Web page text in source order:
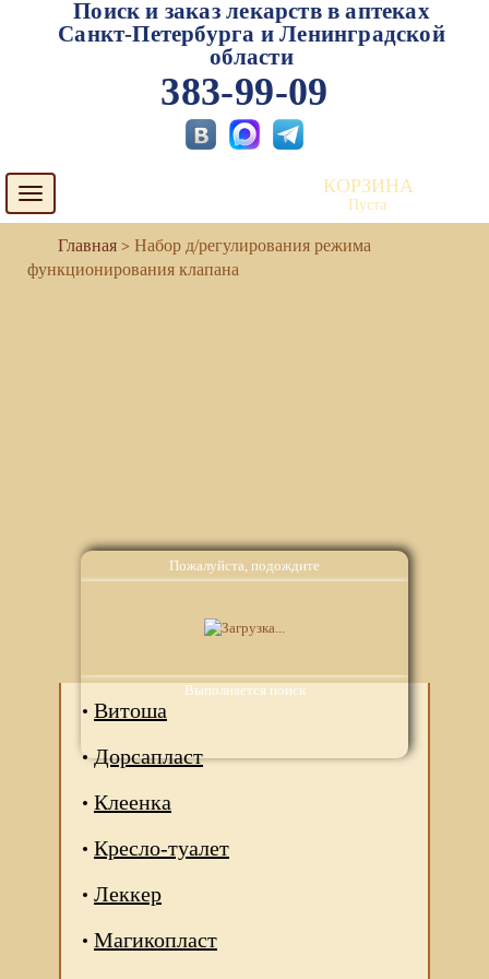
Пожалуйста, подождите
Выполняется поиск
Поиск и заказ лекарств в аптеках
Санкт-Петербурга и Ленинградской
области
383-99-09
Toggle
navigation
КОРЗИНА
Пуста
Набор д/регулирования режима
функционирования клапана
Витоша
Дорсапласт
Клеенка
Кресло-туалет
Леккер
Магикопласт